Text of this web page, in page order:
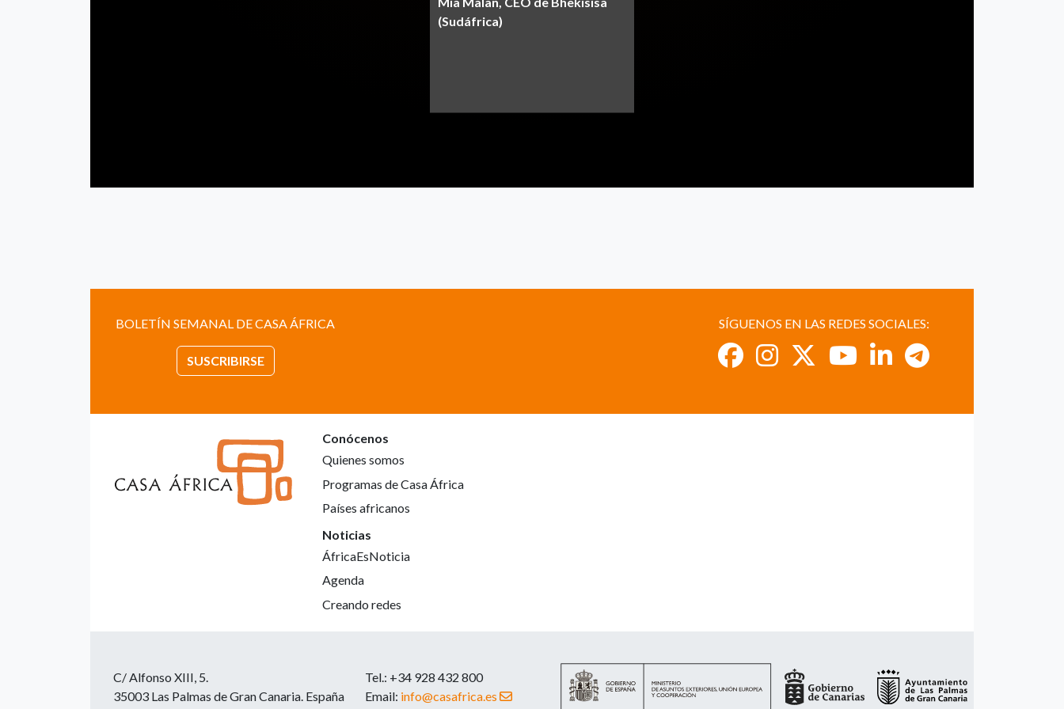
(Sudáfrica)
BOLETÍN SEMANAL DE CASA ÁFRICA
SUSCRIBIRSE
SÍGUENOS EN LAS REDES SOCIALES:
Conócenos
Quienes somos
Programas de Casa África
Países africanos
Noticias
ÁfricaEsNoticia
Agenda
Creando redes
C/ Alfonso XIII, 5.
35003 Las Palmas de Gran Canaria. España
Tel.: +34 928 432 800
Email: info@casafrica.es